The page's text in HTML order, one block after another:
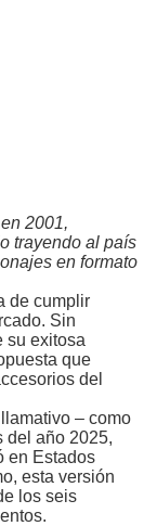
2001,
trayendo al país
en formato
de cumplir
Sin
su exitosa
que
del
– como
del año 2025,
en Estados
esta versión
los seis